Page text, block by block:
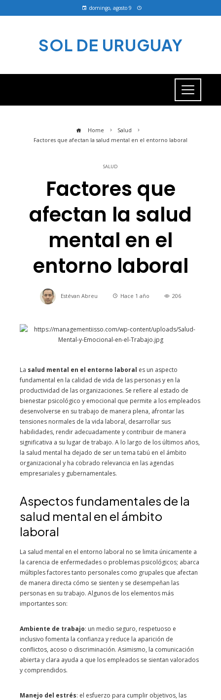
domingo, agosto 9
SOL DE URUGUAY
Home
Salud
Factores que afectan la salud mental en el entorno laboral
SALUD
Factores que
afectan la salud
mental en el
entorno laboral
Estévan Abreu Hace 1 año 206
La salud mental en el entorno laboral es un aspecto
fundamental en la calidad de vida de las personas y en la
productividad de las organizaciones. Se refiere al estado de
bienestar psicológico y emocional que permite a los empleados
desenvolverse en su trabajo de manera plena, afrontar las
tensiones normales de la vida laboral, desarrollar sus
habilidades, rendir adecuadamente y contribuir de manera
significativa a su lugar de trabajo. A lo largo de los últimos años,
la salud mental ha dejado de ser un tema tabú en el ámbito
organizacional y ha cobrado relevancia en las agendas
empresariales y gubernamentales.
Aspectos fundamentales de la
salud mental en el ámbito
laboral
La salud mental en el entorno laboral no se limita únicamente a
la carencia de enfermedades o problemas psicológicos; abarca
múltiples factores tanto personales como grupales que afectan
de manera directa cómo se sienten y se desempeñan las
personas en su trabajo. Algunos de los elementos más
importantes son:
Ambiente de trabajo: un medio seguro, respetuoso e
inclusivo fomenta la confianza y reduce la aparición de
conflictos, acoso o discriminación. Asimismo, la comunicación
abierta y clara ayuda a que los empleados se sientan valorados
y comprendidos.
Manejo del estrés: el esfuerzo para cumplir objetivos, las